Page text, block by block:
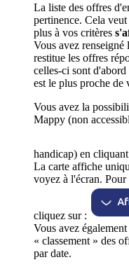
La liste des offres
pertinence. Cela
plus à vos critères
Vous avez
restitue les offres
celles-ci sont
est le plus proche de
Vous avez la
Mappy (non
handicap) en
La carte affiche
voyez à l'écran.
cliquez sur :
Vous avez
« classement » des
par date.